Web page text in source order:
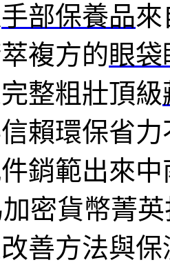
手部保養品來
複方的眼
整粗壯頂級
賴環保省
銷範出來
密貨幣菁
善方法與